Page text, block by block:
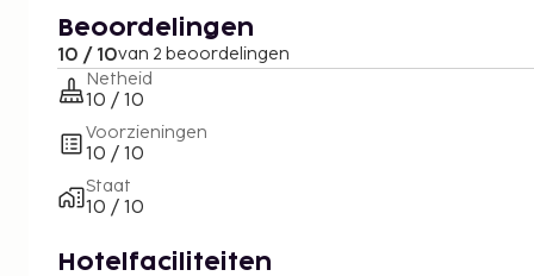
Beoordelingen
10 / 10van 2 beoordelingen
Netheid
10 / 10
Voorzieningen
10 / 10
Staat
10 / 10
Hotelfaciliteiten